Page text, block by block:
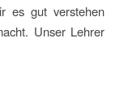
es gut verstehen
Unser Lehrer